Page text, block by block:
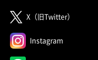
X（旧Twitter）
Instagram